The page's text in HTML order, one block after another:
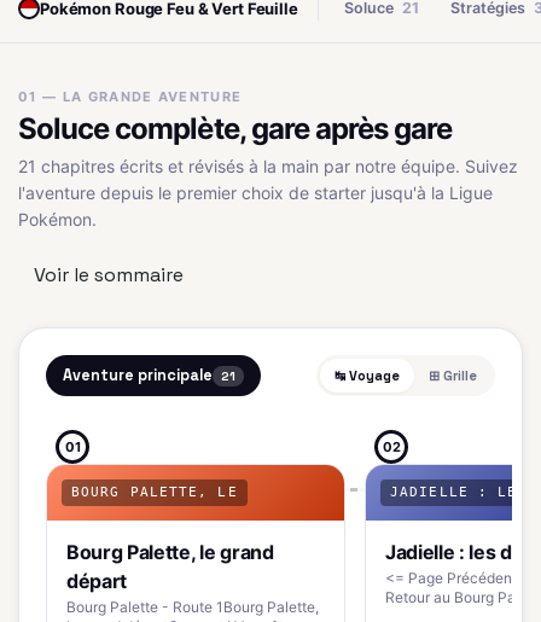
Pokémon Rouge Feu & Vert Feuille Soluce 21 Stratégies
01 — LA GRANDE AVENTURE
Soluce complète, gare après gare
21 chapitres écrits et révisés à la main par notre équipe. Suivez
l'aventure depuis le premier choix de starter jusqu'à la Ligue
Pokémon.
Voir le sommaire
Aventure principale 21 ↹ Voyage ⊞ Grille
01
BOURG PALETTE, LE
Bourg Palette, le grand
départ
Bourg Palette - Route 1Bourg Palette,
02
JADIELLE : LES
Jadielle : les
<= Page Précédente -
Retour au Bourg